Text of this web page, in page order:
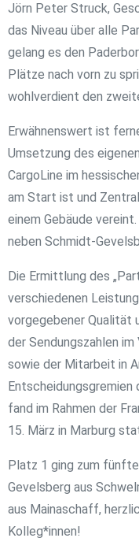
Jörn Peter Struck,
das Niveau über alle
gelang es den
Plätze nach vorn zu
wohlverdient den
Erwähnenswert ist
Umsetzung des
CargoLine im
am Start ist und
einem Gebäude
neben Schmidt-
Die Ermittlung des
verschiedenen
vorgegebener Qualität
der Sendungszahlen
sowie der Mitarbeit in
Entscheidungsgremien
fand im Rahmen der
15. März in Marburg
Platz 1 ging zum
Gevelsberg aus
aus Mainaschaff,
Kolleg*innen!